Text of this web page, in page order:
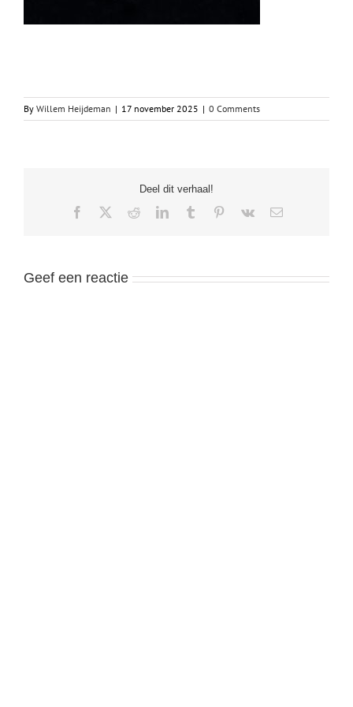
By Willem Heijdeman | 17 november 2025 | 0 Comments
Deel dit verhaal!
Facebook RedditLinkedInTumblr Pinterest
Vk Email
Geef een reactie